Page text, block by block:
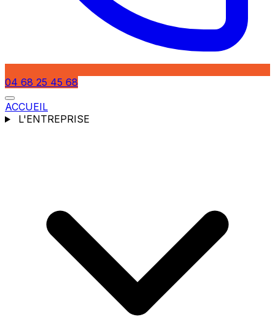
04 68 25 45 68
ACCUEIL
L'ENTREPRISE